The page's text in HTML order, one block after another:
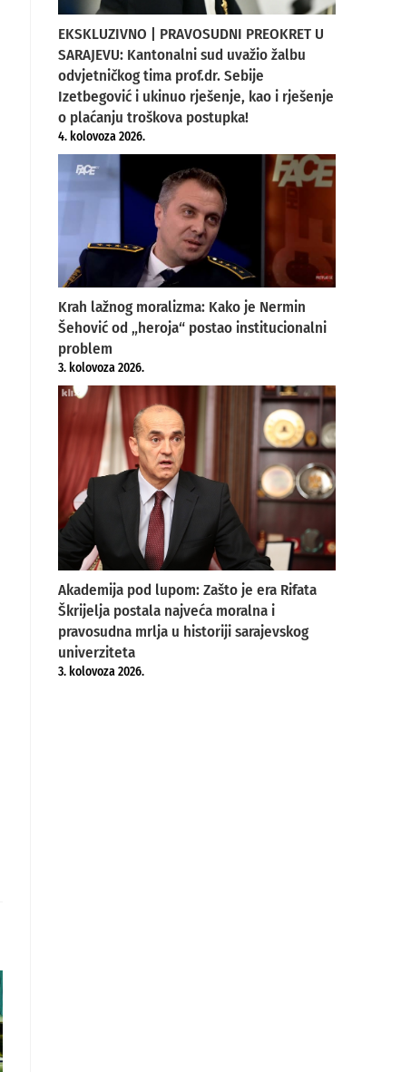
EKSKLUZIVNO | PRAVOSUDNI PREOKRET U
SARAJEVU: Kantonalni sud uvažio žalbu
odvjetničkog tima prof.dr. Sebije
Izetbegović i ukinuo rješenje, kao i rješenje
o plaćanju troškova postupka!
4. kolovoza 2026.
Krah lažnog moralizma: Kako je Nermin
Šehović od „heroja“ postao institucionalni
problem
3. kolovoza 2026.
Akademija pod lupom: Zašto je era Rifata
Škrijelja postala najveća moralna i
pravosudna mrlja u historiji sarajevskog
univerziteta
3. kolovoza 2026.